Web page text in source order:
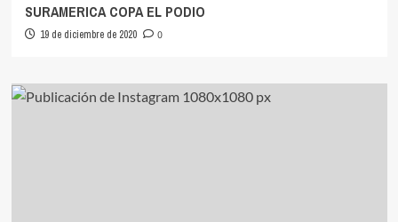
SURAMERICA COPA EL PODIO
19 de diciembre de 2020 0